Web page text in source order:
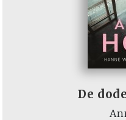
De